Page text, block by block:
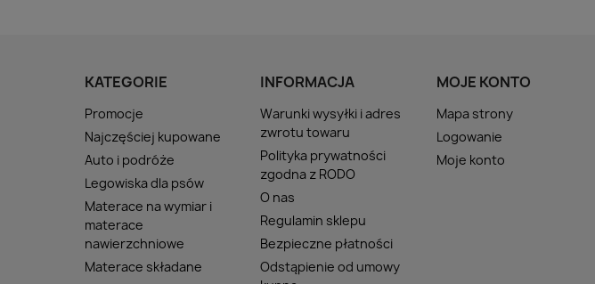
KATEGORIE
Promocje
Najczęściej kupowane
Auto i podróże
Legowiska dla psów
Materace na wymiar i
materace
nawierzchniowe
Materace składane
INFORMACJA
Warunki wysyłki i adres
zwrotu towaru
Polityka prywatności
zgodna z RODO
O nas
Regulamin sklepu
Bezpieczne płatności
Odstąpienie od umowy
MOJE KONTO
Mapa strony
Logowanie
Moje konto